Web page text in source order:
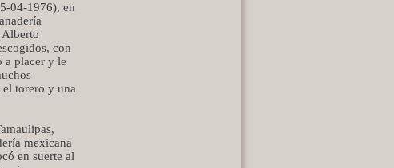
04-1976), en
con
a placer y le
torero y una
mexicana
en suerte al